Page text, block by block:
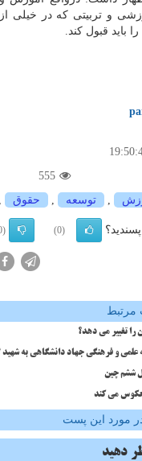
و تربیتی که در خیلی از
باید قبول کند.
555
, توسعه , حقوق ,
(0)
(0)
مرتبط
را تغییر می دهد؟
و فرهنگی جهاد دانشگاهی به شهید
ششم چین
می کند
مورد این پست
دهید